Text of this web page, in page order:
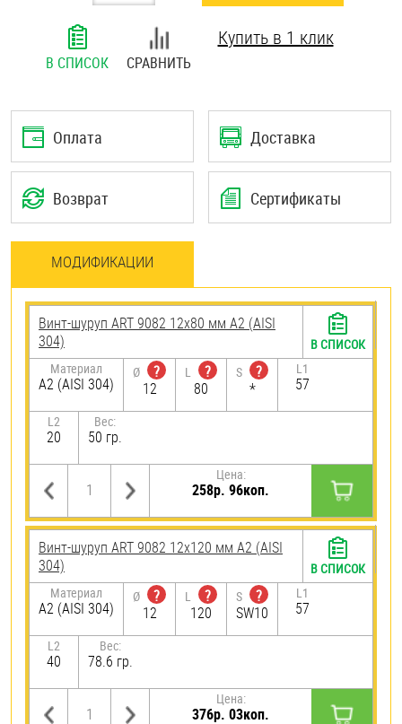
В СПИСОК СРАВНИТЬ
Купить в 1 клик
Оплата Доставка
Возврат Сертификаты
МОДИФИКАЦИИ
Винт-шуруп ART 9082 12х80 мм А2 (AISI
304)
Материал
А2 (AISI 304)
Ø
?
12
L
?
80
S
?
*
L1
57
L2
20
Вес:
50 гр.
Цена:
258р. 96коп.
В СПИСОК
Винт-шуруп ART 9082 12х120 мм А2 (AISI
304)
Материал
А2 (AISI 304)
Ø
?
12
L
?
120
S
?
SW10
L1
57
L2
40
Вес:
78.6 гр.
Цена:
376р. 03коп.
В СПИСОК